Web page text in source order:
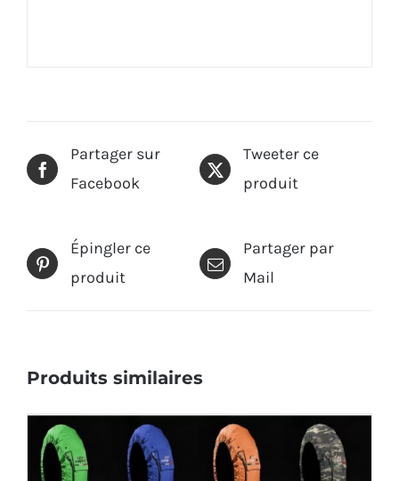
Partager sur
Facebook
Tweeter ce
produit
Épingler ce
produit
Partager par
Mail
Produits similaires